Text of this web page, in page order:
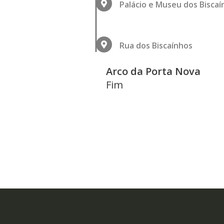
Palácio e Museu dos
Rua dos Biscaínhos
Arco da Porta Nova
Fim